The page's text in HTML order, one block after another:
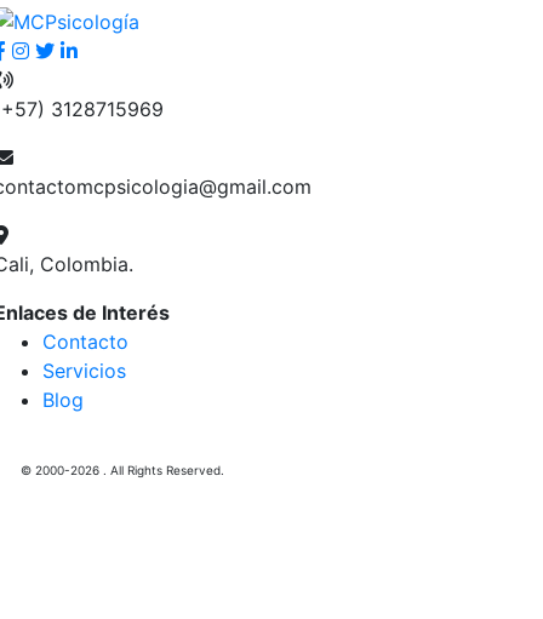
3128715969
Colombia.
de Interés
Contacto
Servicios
Blog
© 2000-2026 . All Rights Reserved.